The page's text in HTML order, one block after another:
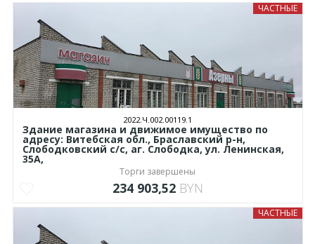
ЧАСТНЫЕ
2022.Ч.002.00119.1
Здание магазина и движимое имущество по
адресу: Витебская обл., Браславский р-н,
Слободковский с/с, аг. Слободка, ул. Ленинская,
35А,
Торги завершены
234 903,52 BYN
ЧАСТНЫЕ